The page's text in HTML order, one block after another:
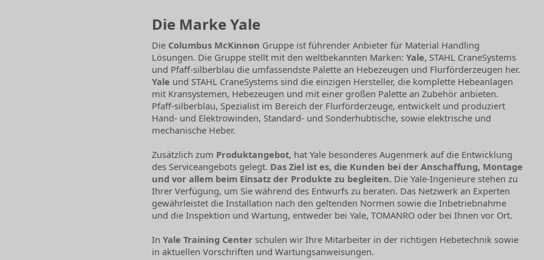
Die Marke Yale
Die Columbus McKinnon Gruppe ist führender Anbieter für Material Handling
Lösungen. Die Gruppe stellt mit den weltbekannten Marken: Yale, STAHL CraneSystems
und Pfaff-silberblau die umfassendste Palette an Hebezeugen und Flurförderzeugen her.
Yale und STAHL CraneSystems sind die einzigen Hersteller, die komplette Hebeanlagen
mit Kransystemen, Hebezeugen und mit einer großen Palette an Zubehör anbieten.
Pfaff-silberblau, Spezialist im Bereich der Flurförderzeuge, entwickelt und produziert
Hand- und Elektrowinden, Standard- und Sonderhubtische, sowie elektrische und
mechanische Heber.
Zusätzlich zum Produktangebot, hat Yale besonderes Augenmerk auf die Entwicklung
des Serviceangebots gelegt. Das Ziel ist es, die Kunden bei der Anschaffung, Montage
und vor allem beim Einsatz der Produkte zu begleiten. Die Yale-Ingenieure stehen zu
Ihrer Verfügung, um Sie während des Entwurfs zu beraten. Das Netzwerk an Experten
gewährleistet die Installation nach den geltenden Normen sowie die Inbetriebnahme
und die Inspektion und Wartung, entweder bei Yale, TOMANRO oder bei Ihnen vor Ort.
In Yale Training Center schulen wir Ihre Mitarbeiter in der richtigen Hebetechnik sowie
in aktuellen Vorschriften und Wartungsanweisungen.